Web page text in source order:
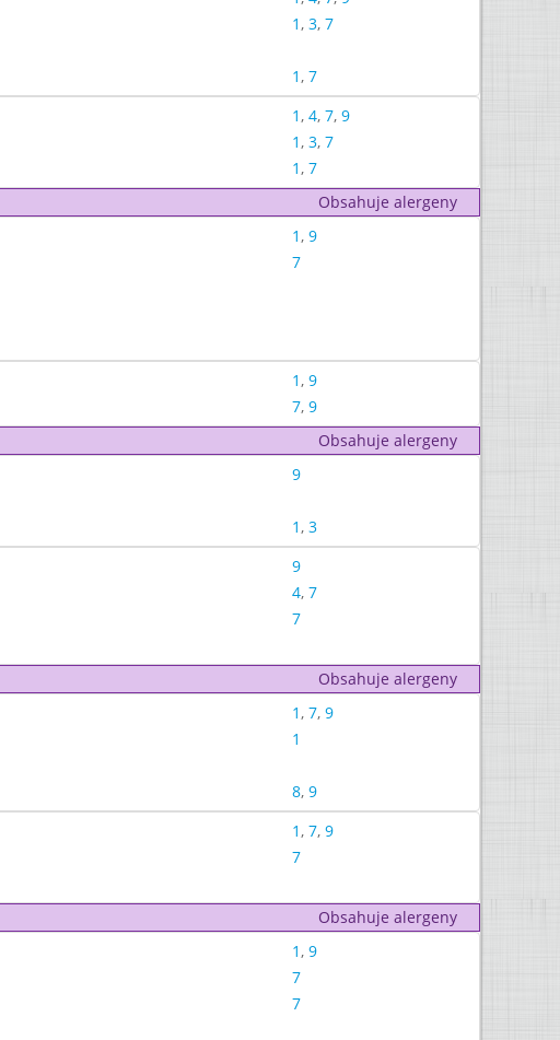
1, 3, 7
1, 7
1, 4, 7, 9
1, 3, 7
1, 7
Obsahuje alergeny
1, 9
7
1, 9
7, 9
Obsahuje alergeny
9
1, 3
9
4, 7
7
Obsahuje alergeny
1, 7, 9
1
8, 9
1, 7, 9
7
Obsahuje alergeny
1, 9
7
7